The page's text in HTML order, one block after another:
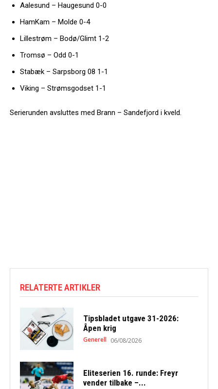
Aalesund – Haugesund 0-0
HamKam – Molde 0-4
Lillestrøm – Bodø/Glimt 1-2
Tromsø – Odd 0-1
Stabæk – Sarpsborg 08 1-1
Viking – Strømsgodset 1-1
Serierunden avsluttes med Brann – Sandefjord i kveld.
RELATERTE ARTIKLER
Tipsbladet utgave 31-2026:
Åpen krig
Generell 06/08/2026
Eliteserien 16. runde: Freyr
vender tilbake –...